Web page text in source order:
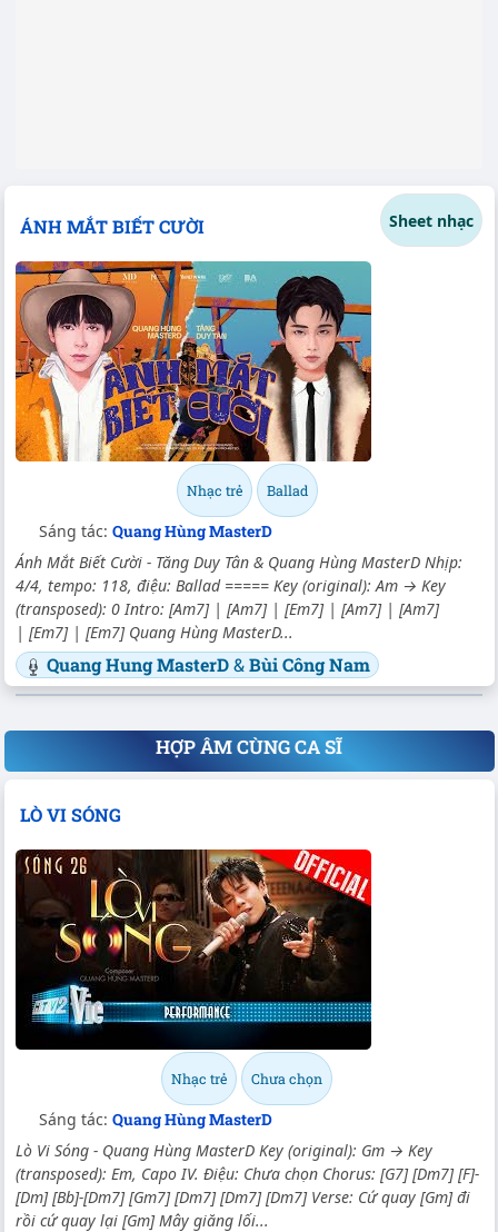
ÁNH MẮT BIẾT CƯỜI Sheet nhạc
Nhạc trẻ Ballad
Sáng tác: Quang Hùng MasterD
Ánh Mắt Biết Cười - Tăng Duy Tân & Quang Hùng MasterD Nhịp:
4/4, tempo: 118, điệu: Ballad ===== Key (original): Am → Key
(transposed): 0 Intro: [Am7] | [Am7] | [Em7] | [Am7] | [Am7]
| [Em7] | [Em7] Quang Hùng MasterD...
Quang Hung MasterD&Bùi Công Nam
HỢP ÂM CÙNG CA SĨ
LÒ VI SÓNG
Nhạc trẻ Chưa chọn
Sáng tác: Quang Hùng MasterD
Lò Vi Sóng - Quang Hùng MasterD Key (original): Gm → Key
(transposed): Em, Capo IV. Điệu: Chưa chọn Chorus: [G7] [Dm7] [F]-
[Dm] [Bb]-[Dm7] [Gm7] [Dm7] [Dm7] [Dm7] Verse: Cứ quay [Gm] đi
rồi cứ quay lại [Gm] Mây giăng lối...